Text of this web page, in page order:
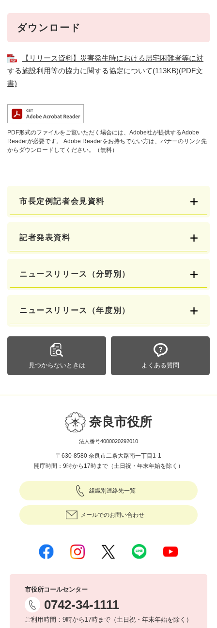
ダウンロード
【リリース資料】災害発生時における帰宅困難者等に対
する施設利用等の協力に関する協定について(113KB)(PDF文
書)
PDF形式のファイルをご覧いただく場合には、Adobe社が提供するAdobe
Readerが必要です。
Adobe Readerをお持ちでない方は、バナーのリンク先
からダウンロードしてください。（無料）
市長定例記者会見資料
記者発表資料
ニュースリリース（分野別）
ニュースリリース（年度別）
見つからないときは よくある質問
奈良市役所
法人番号4000020292010
〒630-8580 奈良市二条大路南一丁目1-1
開庁時間：9時から17時まで（土日祝・年末年始を除く）
組織別連絡先一覧
メールでのお問い合わせ
市役所コールセンター
0742-34-1111
ご利用時間：9時から17時まで（土日祝・年末年始を除く）